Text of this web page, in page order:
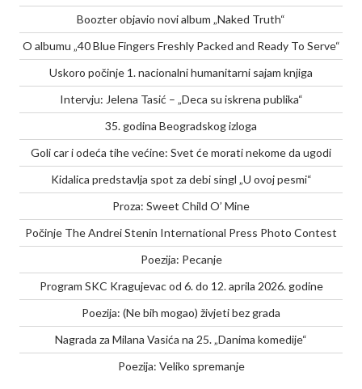
Boozter objavio novi album „Naked Truth“
O albumu „40 Blue Fingers Freshly Packed and Ready To Serve“
Uskoro počinje 1. nacionalni humanitarni sajam knjiga
Intervju: Jelena Tasić – „Deca su iskrena publika“
35. godina Beogradskog izloga
Goli car i odeća tihe većine: Svet će morati nekome da ugodi
Kidalica predstavlja spot za debi singl „U ovoj pesmi“
Proza: Sweet Child O’ Mine
Počinje The Andrei Stenin International Press Photo Contest
Poezija: Pecanje
Program SKC Kragujevac od 6. do 12. aprila 2026. godine
Poezija: (Ne bih mogao) živjeti bez grada
Nagrada za Milana Vasića na 25. „Danima komedije“
Poezija: Veliko spremanje